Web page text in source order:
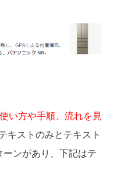
使い方や手順、流れを見
キストのみとテキスト
ーンがあり、下記はテ